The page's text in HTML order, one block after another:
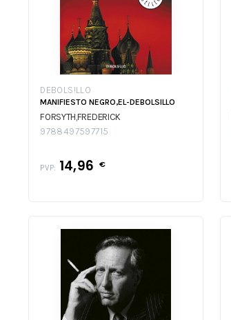
DEBOLS!LLO
MANIFIESTO NEGRO,EL-DEBOLSILLO
FORSYTH,FREDERICK
9788497597715
PVP: 14,96 €